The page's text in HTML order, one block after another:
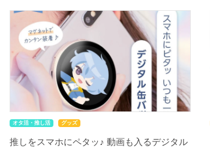
オタ活・推し活 グッズ
推しをスマホにペタッ♪ 動画も入るデジタル